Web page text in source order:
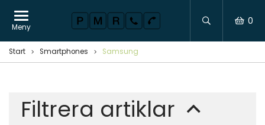
Start Smartphones Samsung
Filtrera artiklar
Meny
0